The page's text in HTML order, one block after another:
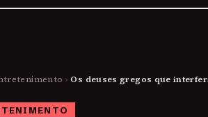
› Os deuses gregos que